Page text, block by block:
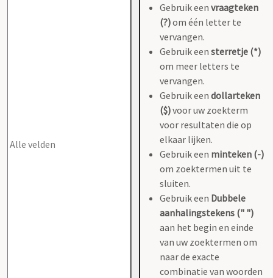
Gebruik een vraagteken
(?)om één letter te
vervangen.
Gebruik een sterretje (*)
om meer letters te
vervangen.
Gebruik een dollarteken
($)voor uw zoekterm
voor resultaten die op
elkaar lijken.
Gebruik een minteken (-)
om zoektermen uit te
sluiten.
Gebruik een Dubbele
aanhalingstekens (" ")
aan het begin en einde
van uw zoektermen om
naar de exacte
combinatie van woorden